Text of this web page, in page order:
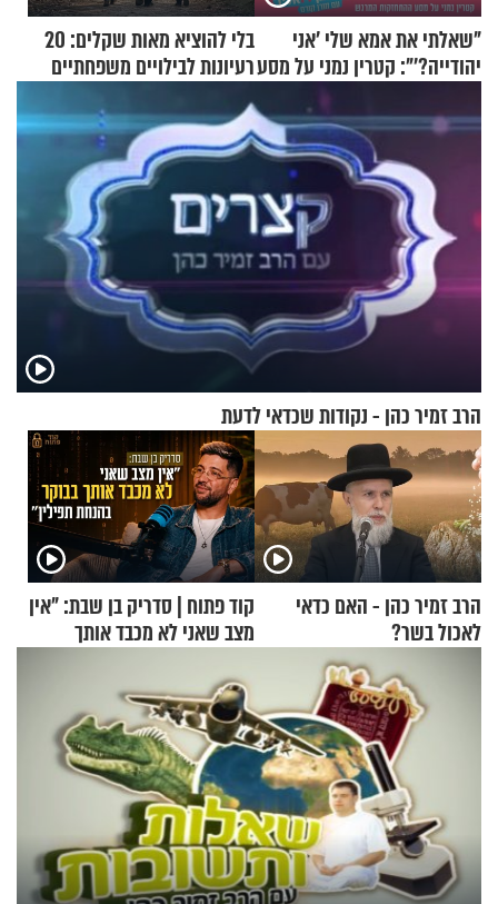
"שאלתי את אמא שלי 'אני
יהודייה?'": קטרין נמני על מסע
בלי להוציא מאות שקלים: 20
רעיונות לבילויים משפחתיים
כמעט בחינם
הרב זמיר כהן - נקודות שכדאי לדעת
הרב זמיר כהן - האם כדאי
לאכול בשר?
קוד פתוח | סדריק בן שבת: "אין
מצב שאני לא מכבד אותך